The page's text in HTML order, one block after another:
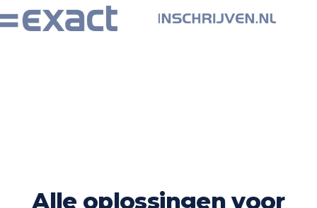
Alle oplossingen voor